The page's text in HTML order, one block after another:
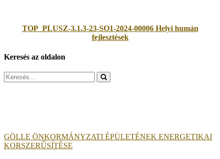
TOP_PLUSZ-3.1.3-23-SO1-2024-00006 Helyi humán
fejlesztések
Keresés az oldalon
Search
for:
GÖLLE ÖNKORMÁNYZATI ÉPÜLETÉNEK ENERGETIKAI
KORSZERŰSÍTÉSE